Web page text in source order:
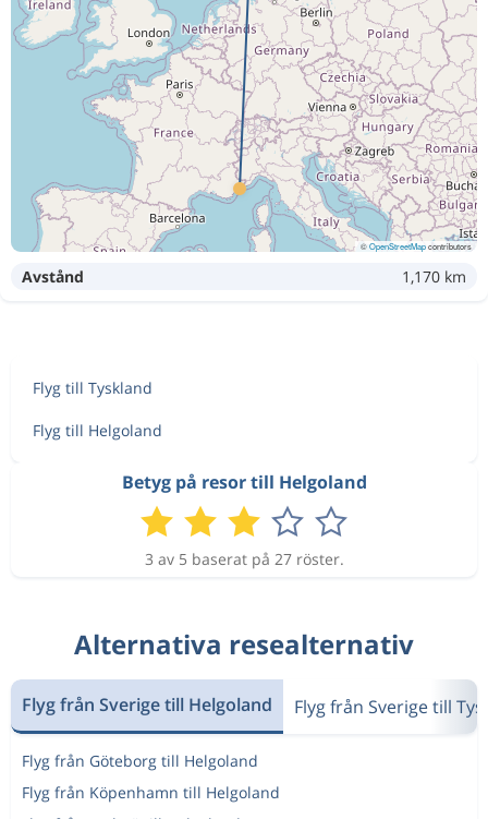
©OpenStreetMapcontributors
Avstånd 1,170 km
Flyg till Tyskland
Flyg till Helgoland
Betyg på resor till Helgoland
3 av 5 baserat på 27 röster.
Alternativa resealternativ
Flyg från Sverige till Helgoland Flyg från Sverige till
Flyg från Göteborg till Helgoland
Flyg från Köpenhamn till Helgoland